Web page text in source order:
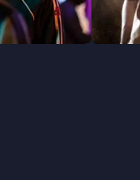
uniek Afrikaans